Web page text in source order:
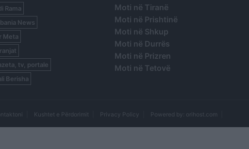
Rama
News
Meta
tv, portale
Berisha
Moti në Tiranë
Moti në Prishtinë
Moti në Shkup
Moti në Durrës
Moti në Prizren
Moti në Tetovë
Kushtet e Përdorimit Privacy Policy Powered by: orihost.com